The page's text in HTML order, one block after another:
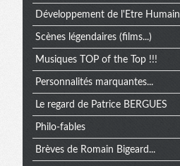
Développement de l'Etre Humain
Scènes légendaires (films...)
Musiques TOP of the Top !!!
Personnalités marquantes...
Le regard de Patrice BERGUES
Philo-fables
Brèves de Romain Bigeard...